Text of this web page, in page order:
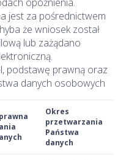
jest za pośrednictwem
że wniosek został
lub zażądano
podstawę prawną oraz
danych osobowych
Okres
przetwarzania
Państwa
danych